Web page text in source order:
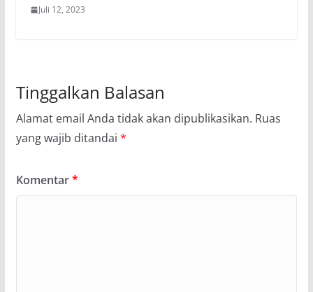
Juli 12, 2023
Tinggalkan Balasan
Alamat email Anda tidak akan dipublikasikan. Ruas
yang wajib ditandai *
Komentar*